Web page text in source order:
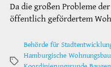
Da die großen Probleme
öffentlich gefördertem
Schlagwörter
Behörde für
Hamburgische